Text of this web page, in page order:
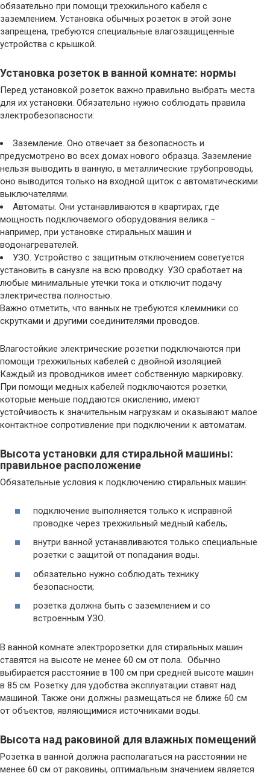
обязательно при помощи трехжильного кабеля с
заземлением. Установка обычных розеток в этой зоне
запрещена, требуются специальные влагозащищенные
устройства с крышкой.
Установка розеток в ванной комнате: нормы
Перед установкой розеток важно правильно выбрать места
для их установки. Обязательно нужно соблюдать правила
электробезопасности:
Заземление. Оно отвечает за безопасность и
предусмотрено во всех домах нового образца. Заземление
нельзя выводить в ванную, в металлические трубопроводы,
оно выводится только на входной щиток с автоматическими
выключателями.
Автоматы. Они устанавливаются в квартирах, где
мощность подключаемого оборудования велика –
например, при установке стиральных машин и
водонагревателей.
УЗО. Устройство с защитным отключением советуется
установить в санузле на всю проводку. УЗО сработает на
любые минимальные утечки тока и отключит подачу
электричества полностью.
Важно отметить, что ванных не требуются клеммники со
скрутками и другими соединителями проводов.
Влагостойкие электрические розетки подключаются при
помощи трехжильных кабелей с двойной изоляцией.
Каждый из проводников имеет собственную маркировку.
При помощи медных кабелей подключаются розетки,
которые меньше поддаются окислению, имеют
устойчивость к значительным нагрузкам и оказывают малое
контактное сопротивление при подключении к автоматам.
Высота установки для стиральной машины:
правильное расположение
Обязательные условия к подключению стиральных машин:
подключение выполняется только к исправной
проводке через трехжильный медный кабель;
внутри ванной устанавливаются только специальные
розетки с защитой от попадания воды.
обязательно нужно соблюдать технику
безопасности;
розетка должна быть с заземлением и со
встроенным УЗО.
В ванной комнате электророзетки для стиральных машин
ставятся на высоте не менее 60 см от пола. Обычно
выбирается расстояние в 100 см при средней высоте машин
в 85 см. Розетку для удобства эксплуатации ставят над
машиной. Также они должны размещаться не ближе 60 см
от объектов, являющимися источниками воды.
Высота над раковиной для влажных помещений
Розетка в ванной должна располагаться на расстоянии не
менее 60 см от раковины, оптимальным значением является